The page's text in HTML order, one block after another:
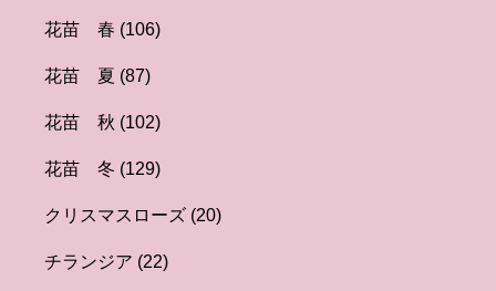
花苗 春 (106)
花苗 夏 (87)
花苗 秋 (102)
花苗 冬 (129)
クリスマスローズ (20)
チランジア (22)